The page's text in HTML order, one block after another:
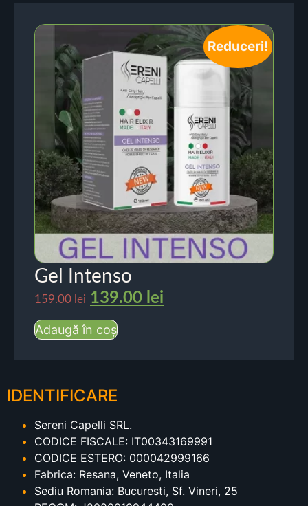
Reduceri!
Gel Intenso
159.00lei 139.00 lei
Adaugă în coș
IDENTIFICARE
Sereni Capelli SRL.
CODICE FISCALE: IT00343169991
CODICE ESTERO: 000042999166
Fabrica: Resana, Veneto, Italia
Sediu Romania: Bucuresti, Sf. Vineri, 25